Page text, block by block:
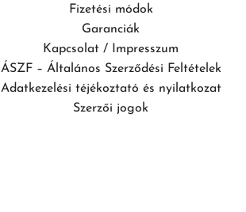
Fizetési módok
Garanciák
Kapcsolat / Impresszum
ÁSZF – Általános Szerződési Feltételek
Adatkezelési téjékoztató és nyilatkozat
Szerzői jogok